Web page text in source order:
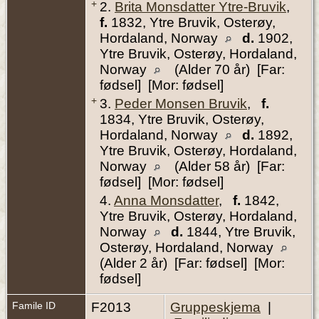
+ 2. Brita Monsdatter Ytre-Bruvik,
f. 1832, Ytre Bruvik, Osterøy,
Hordaland, Norway
d. 1902,
Ytre Bruvik, Osterøy, Hordaland,
Norway
(Alder 70 år) [Far:
fødsel] [Mor: fødsel]
+ 3. Peder Monsen Bruvik, f.
1834, Ytre Bruvik, Osterøy,
Hordaland, Norway
d. 1892,
Ytre Bruvik, Osterøy, Hordaland,
Norway
(Alder 58 år) [Far:
fødsel] [Mor: fødsel]
4. Anna Monsdatter, f. 1842,
Ytre Bruvik, Osterøy, Hordaland,
Norway
d. 1844, Ytre Bruvik,
Osterøy, Hordaland, Norway
(Alder 2 år) [Far: fødsel] [Mor:
fødsel]
Famile ID F2013 Gruppeskjema